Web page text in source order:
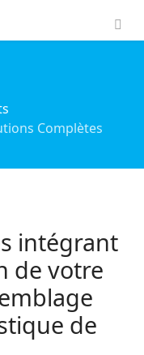
Complètes
intégrant
de votre
de